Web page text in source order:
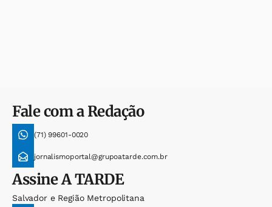
Fale com a Redação
(71) 99601-0020
jornalismoportal@grupoatarde.com.br
AssineA TARDE
Salvador e Região Metropolitana